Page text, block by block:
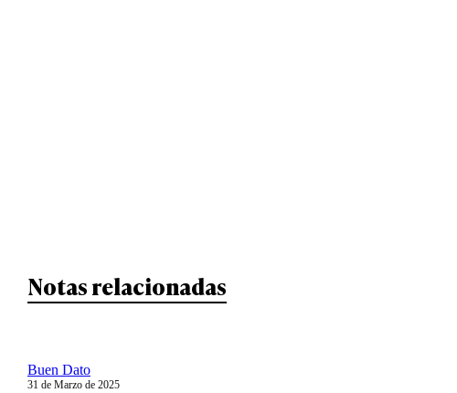
Notas relacionadas
Buen Dato
31 de Marzo de 2025